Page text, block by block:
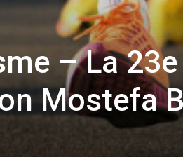
– La
Mostefa